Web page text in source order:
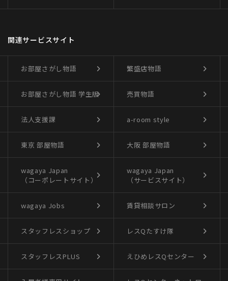
関連サービスサイト
お部屋さがし物語 繁盛店物語
お部屋さがし物語 学生版 売買物語
法人支援課 a-room style
東京 部屋物語 大阪 部屋物語
wagaya Japan
（コーポレートサイト）
wagaya Japan
（サービスサイト）
wagaya Jobs 賃貸相談サロン
スタッフレスショップ レスQたすけ隊
スタッフレスPLUS えひめレスQセンター